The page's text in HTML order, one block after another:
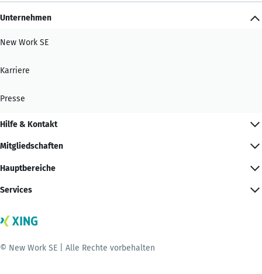
Unternehmen
New Work SE
Karriere
Presse
Hilfe & Kontakt
Mitgliedschaften
Hauptbereiche
Services
© New Work SE | Alle Rechte vorbehalten